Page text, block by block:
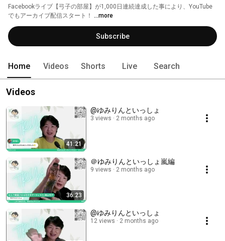
Facebookライブ【弓子の部屋】が1,000日連続達成した事により、YouTube
でもアーカイブ配信スタート！ ...more
Subscribe
Home Videos Shorts Live Search
Videos
41:21
@ゆみりんといっしょ
3 views 2 months ago
36:23
＠ゆみりんといっしょ嵐編
9 views 2 months ago
@ゆみりんといっしょ
12 views 2 months ago